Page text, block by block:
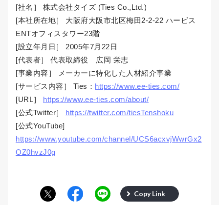
[社名］ 株式会社タイズ (Ties Co.,Ltd.)
[本社所在地］ 大阪府大阪市北区梅田2-2-22 ハービス
ENTオフィスタワー23階
[設立年月日］ 2005年7月22日
[代表者］ 代表取締役 広岡 栄志
[事業内容］ メーカーに特化した人材紹介事業
[サービス内容］ Ties： https://www.ee-ties.com/
[URL］ https://www.ee-ties.com/about/
[公式Twitter］ https://twitter.com/tiesTenshoku
[公式YouTube]
https://www.youtube.com/channel/UCS6acxvjWwrGx2
OZ0hvzJ0g
Copy Link